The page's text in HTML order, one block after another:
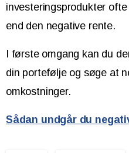
investeringsprodukter
end den negative rente.
I første omgang kan du
din portefølje og søge at
omkostninger.
Sådan undgår du